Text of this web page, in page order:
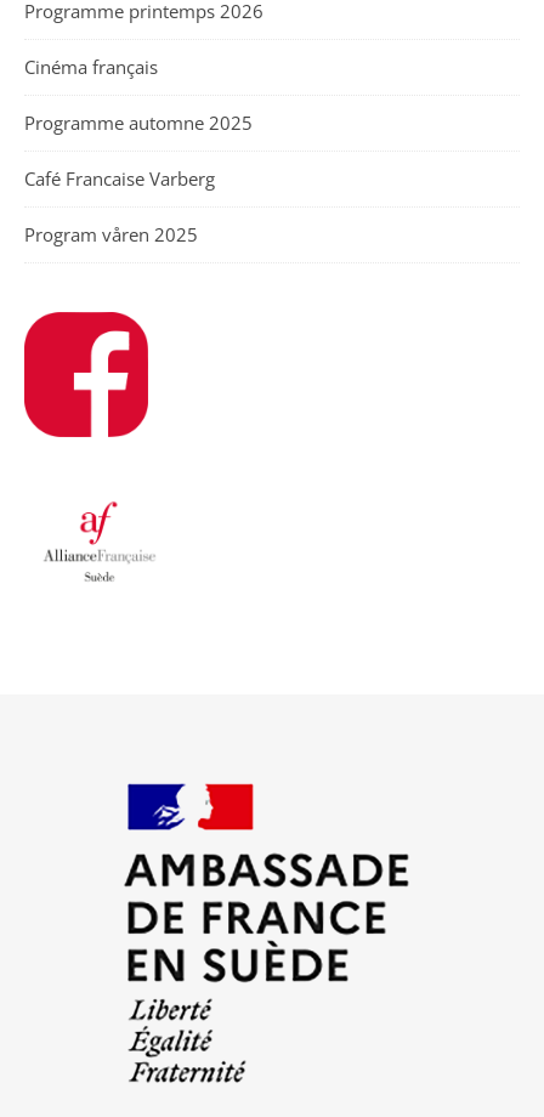
Programme printemps 2026
Cinéma français
Programme automne 2025
Café Francaise Varberg
Program våren 2025